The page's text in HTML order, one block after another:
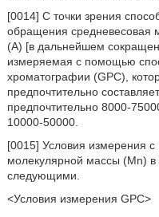
[0014] С точки зрения
обращения средневесовая
(A) [в дальнейшем
измеряемая с помощью
хроматографии (GPC),
предпочтительно
предпочтительно 8000-
10000-50000.
[0015] Условия измерения
молекулярной массы (Mn)
следующими.
<Условия измерения GPC>